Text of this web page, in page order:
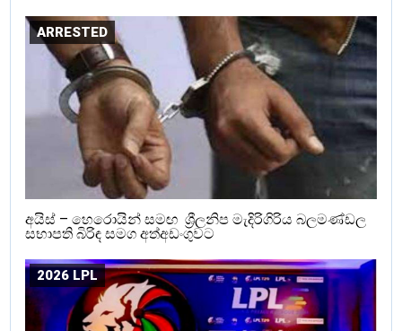
ARRESTED
අයිස් – හෙරොයින් සමඟ ශ්‍රීලනිප මැදිරිගිරිය බලමණ්ඩල
සභාපති බිරිඳ සමග අත්අඩංගුවට
2026 LPL